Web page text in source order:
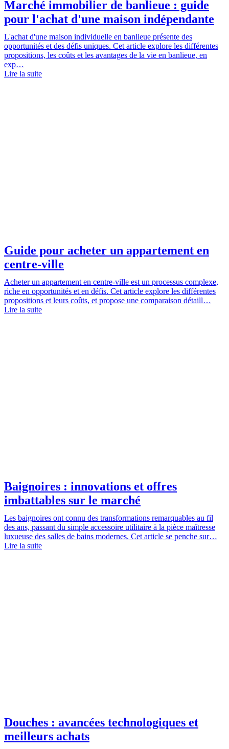
Marché immobilier de banlieue : guide
pour l'achat d'une maison indépendante
L'achat d'une maison individuelle en banlieue présente des
opportunités et des défis uniques. Cet article explore les différentes
propositions, les coûts et les avantages de la vie en banlieue, en
exp…
Lire la suite
Guide pour acheter un appartement en
centre-ville
Acheter un appartement en centre-ville est un processus complexe,
riche en opportunités et en défis. Cet article explore les différentes
propositions et leurs coûts, et propose une comparaison détaill…
Lire la suite
Baignoires : innovations et offres
imbattables sur le marché
Les baignoires ont connu des transformations remarquables au fil
des ans, passant du simple accessoire utilitaire à la pièce maîtresse
luxueuse des salles de bains modernes. Cet article se penche sur…
Lire la suite
Douches : avancées technologiques et
meilleurs achats